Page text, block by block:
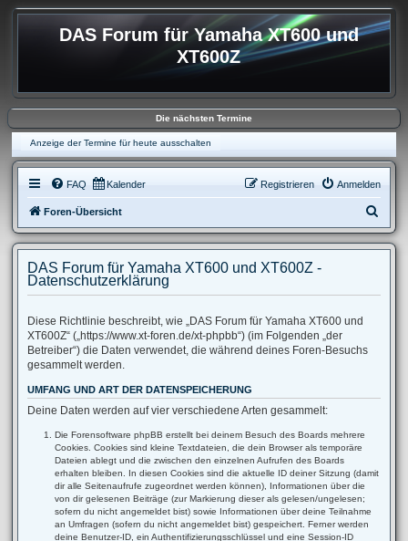
DAS Forum für Yamaha XT600 und
XT600Z
Die nächsten Termine
Anzeige der Termine für heute ausschalten
FAQ Kalender Anmelden
Registrieren
Foren-Übersicht
u
e
DAS Forum für Yamaha XT600 und XT600Z -
Datenschutzerklärung
Diese Richtlinie beschreibt, wie „DAS Forum für Yamaha XT600 und
XT600Z“ („https://www.xt-foren.de/xt-phpbb“) (im Folgenden „der
Betreiber“) die Daten verwendet, die während deines Foren-Besuchs
gesammelt werden.
UMFANG UND ART DER DATENSPEICHERUNG
Deine Daten werden auf vier verschiedene Arten gesammelt:
Die Forensoftware phpBB erstellt bei deinem Besuch des Boards mehrere
Cookies. Cookies sind kleine Textdateien, die dein Browser als temporäre
Dateien ablegt und die zwischen den einzelnen Aufrufen des Boards
erhalten bleiben. In diesen Cookies sind die aktuelle ID deiner Sitzung (damit
dir alle Seitenaufrufe zugeordnet werden können), Informationen über die
von dir gelesenen Beiträge (zur Markierung dieser als gelesen/ungelesen;
sofern du nicht angemeldet bist) sowie Informationen über deine Teilnahme
an Umfragen (sofern du nicht angemeldet bist) gespeichert. Ferner werden
deine Benutzer-ID, ein Authentifizierungsschlüssel und eine Session-ID